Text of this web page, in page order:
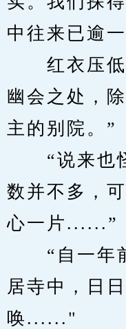
中往来已逾
红衣压低
幽会之处，
主的别院。”
“说来也怪
数并不多，
心一片......”
“自一年前
居寺中，日
唤......"